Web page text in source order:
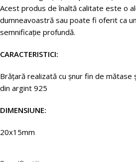
Acest produs de înaltă calitate este o
dumneavoastră sau poate fi oferit ca
semnificație profundă.
CARACTERISTICI:
Brățară realizată cu șnur fin de mătase
din argint 925
DIMENSIUNE:
20x15mm